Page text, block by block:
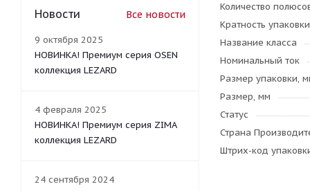
Количество
Кратность упаковки
Название класса
Номинальный ток
Размер упаковки,
Размер, мм
Статус
Страна
Штрих-код
Новости Все новости
9 октября 2025
НОВИНКА! Премиум серия OSEN
коллекция LEZARD
4 февраля 2025
НОВИНКА! Премиум серия ZIMA
коллекция LEZARD
24 сентября 2024